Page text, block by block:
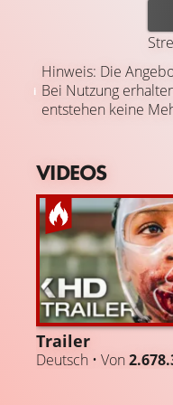
Hinweis: Die
Bei Nutzung
entstehen keine
VIDEOS
Trailer
Deutsch • Von